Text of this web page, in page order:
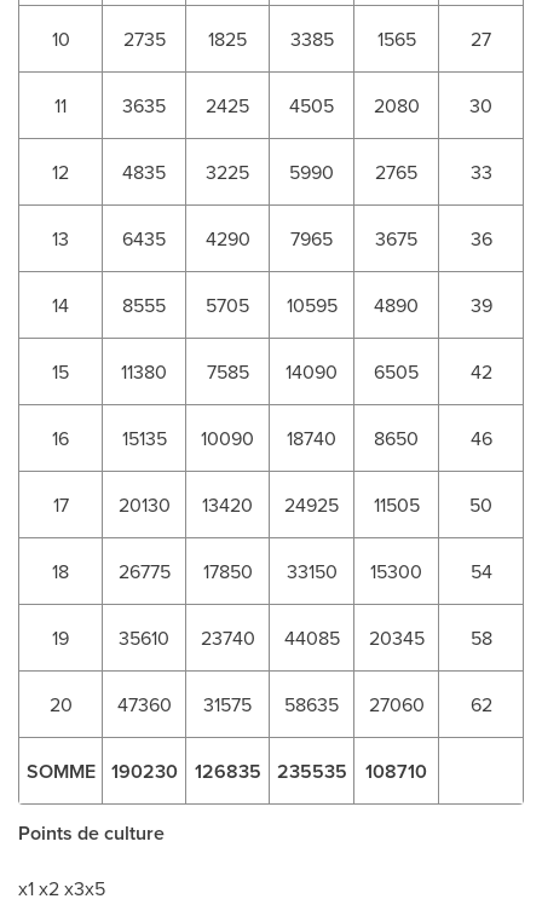
10 2735 1825 3385 1565 27
11 3635 2425 4505 2080 30
12 4835 3225 5990 2765 33
13 6435 4290 7965 3675 36
14 8555 5705 10595 4890 39
15 11380 7585 14090 6505 42
16 15135 10090 18740 8650 46
17 20130 13420 24925 11505 50
18 26775 17850 33150 15300 54
19 35610 23740 44085 20345 58
20 47360 31575 58635 27060 62
SOMME 190230 126835 235535 108710
Points de culture
x1 x2 x3x5